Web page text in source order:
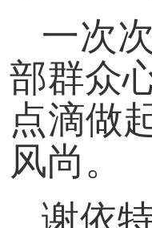
一次
部群众
点滴做
风尚。
谢依